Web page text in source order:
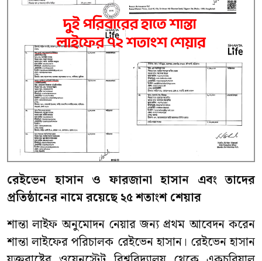
রেইভেন হাসান ও ফারজানা হাসান এবং তাদের
প্রতিষ্ঠানেরনামেরয়েছে২৫শতাংশশেয়ার
শান্তা লাইফ অনুমোদন নেয়ার জন্য প্রথম আবেদন করেন
শান্তা লাইফের পরিচালক রেইভেন হাসান। রেইভেন হাসান